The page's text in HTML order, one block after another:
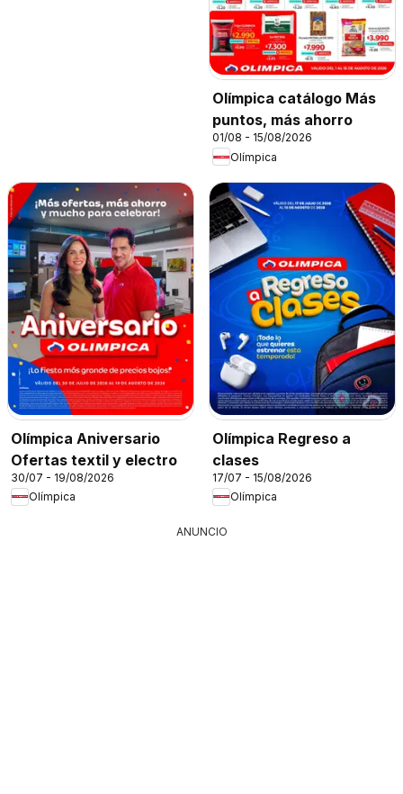
Olímpica catálogo Más
puntos, más ahorro
01/08 - 15/08/2026
Olímpica
Olímpica Aniversario
Ofertas textil y electro
30/07 - 19/08/2026
Olímpica
Olímpica Regreso a
clases
17/07 - 15/08/2026
Olímpica
ANUNCIO